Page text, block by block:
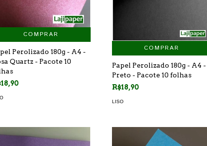
COMPRAR
Perolizado 180g - A4 -
Quartz - Pacote 10
COMPRAR
Papel Perolizado 180g - A4 -
Preto - Pacote 10 folhas
R$18,90
LISO